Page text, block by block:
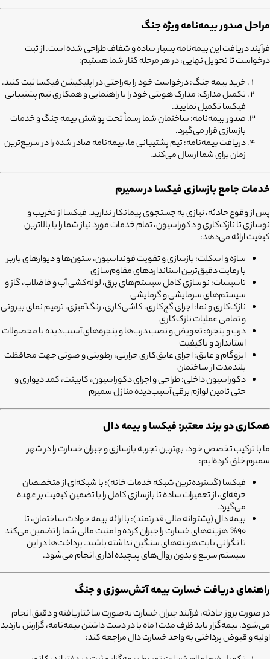
مراحل صدور بیمه‌نامه ویژه جنگ
فرآیند دریافت این بیمه‌نامه بسیار ساده و شفاف طراحی شده است. از ثبت
درخواست تا تحویل نهایی، در هر مرحله کنار شما هستیم:
خرید بیمه جنگ:درخواست خود را به‌راحتی در اپلیکیشن فیکسا ثبت کنید.
تکمیل مدارک:مدارک هویتی خود را با راهنمایی و همکاری تیم پشتیبانی
فیکسا تکمیل نمایید.
صدور بیمه‌نامه:ساختمان شما رسماً تحت پوشش بیمه جنگ و خدمات
بازسازی قرار می‌گیرد.
دریافت بیمه‌نامه:تیم پشتیبانی ما، بیمه‌نامه صادر شده را در سریع‌ترین
زمان برای شما ارسال می‌کند.
خدمات جامع بازسازی فیکسا درسمیرم
پس از وقوع حادثه، نیازی به جستجوی پیمانکار ندارید. فیکسا از تخریب و
نوسازی تا نازک‌کاری و دکوراسیون، تمام خدمات مورد نیاز شما را با بالاترین
کیفیت ارائه می‌دهد:
سازه و اسکلت:بازسازی و تقویت فونداسیون، ستون‌ها و دیوارهای باربر
با رعایت دقیق‌ترین استانداردهای مقاوم‌سازی
تاسیسات:نوسازی کامل سیستم‌های برق، لوله‌کشی آب و فاضلاب، گاز و
سیستم‌های سرمایشی و گرمایشی
نازک‌کاری و نما:اجرای گچ‌کاری، کاشی‌کاری، رنگ‌آمیزی، ترمیم نمای بیرونی
و تمامی عملیات نازک‌کاری
درب و پنجره:تعویض و نصب درب‌ها و پنجره‌های آسیب‌دیده با محصولات
استاندارد و باکیفیت
ایزوگام و عایق:اجرای عایق‌کاری حرارتی، رطوبتی و صوتی جهت محافظت
بلندمدت از ساختمان
دکوراسیون داخلی:طراحی و اجرای دکوراسیون، کابینت، کمد دیواری و
حتی تامین لوازم برقی آسیب‌دیده منازل سمیرم
همکاری دو برند معتبر: فیکسا و بیمه دال
ما با ترکیب تخصص خود، بهترین تجربه بازسازی و جبران خسارت را در شهر
سمیرم خلق کرده‌ایم:
فیکسا (گسترده‌ترین شبکه خدمات خانه):با شبکه‌ای از متخصصان
حرفه‌ای، از تعمیرات ساده تا بازسازی کامل را با تضمین کیفیت بر عهده
می‌گیرد.
بیمه دال (پشتوانه مالی قدرتمند):با ارائه بیمه حوادث ساختمان، تا
90% هزینه‌های خسارت را جبران کرده و امنیت مالی شما را تضمین می‌کند
تا نگرانی بابت هزینه‌های سنگین نداشته باشید. پرداخت‌ها در این
سیستم سریع و بدون روال‌های پیچیده اداری انجام می‌شود.
راهنمای دریافت خسارت بیمه آتش‌سوزی و جنگ
در صورت بروز حادثه، فرآیند جبران خسارت به‌صورت ساختاریافته و دقیق انجام
می‌شود. بیمه‌گزار باید ظرف مدت 1 ماه با در دست داشتن بیمه‌نامه، گزارش بازدید
اولیه و قبوض پرداختی به واحد خسارت دال مراجعه کند: